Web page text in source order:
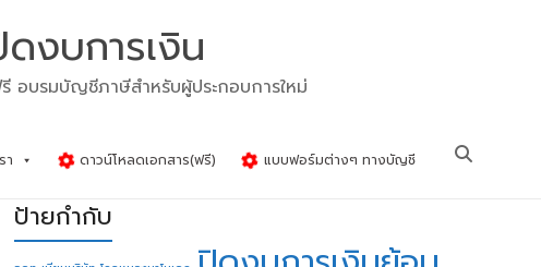
งบการเงิน
อบรมบัญชีภาษีสำหรับผู้ประกอบการใหม่
า ดาวน์โหลดเอกสาร(ฟรี) แบบฟอร์มต่างๆ ทางบัญชี
ป้ายกำกับ